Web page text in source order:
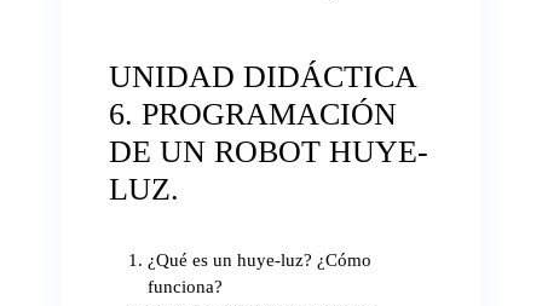
UNIDAD DIDÁCTICA
6. PROGRAMACIÓN
DE UN ROBOT HUYE-
LUZ.
¿Qué es un huye-luz? ¿Cómo
funciona?